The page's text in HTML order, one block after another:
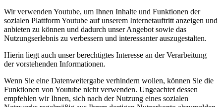
Wir verwenden Youtube, um Ihnen Inhalte und Funktionen der
sozialen Plattform Youtube auf unserem Internetauftritt anzeigen und
anbieten zu können und dadurch unser Angebot sowie das
Nutzungserlebnis zu verbessern und interessanter auszugestalten.
Hierin liegt auch unser berechtigtes Interesse an der Verarbeitung
der vorstehenden Informationen.
Wenn Sie eine Datenweitergabe verhindern wollen, können Sie die
Funktionen von Youtube nicht verwenden. Ungeachtet dessen
empfehlen wir Ihnen, sich nach der Nutzung eines sozialen